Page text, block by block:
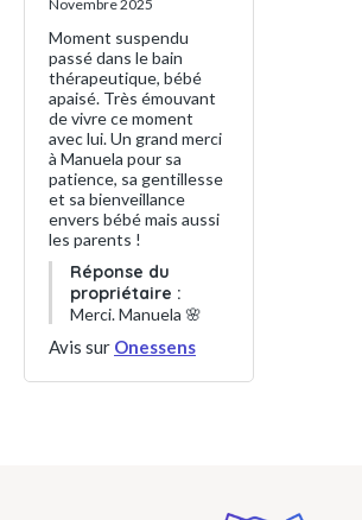
Novembre 2025
Moment suspendu
passé dans le bain
thérapeutique, bébé
apaisé. Très émouvant
de vivre ce moment
avec lui. Un grand merci
à Manuela pour sa
patience, sa gentillesse
et sa bienveillance
envers bébé mais aussi
les parents !
Réponse du
propriétaire :
Merci. Manuela 🌸
Avis sur Onessens